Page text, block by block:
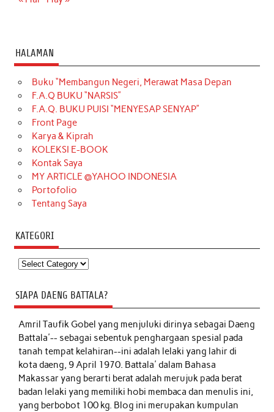
HALAMAN
Buku “Membangun Negeri, Merawat Masa Depan
F.A.Q BUKU “NARSIS”
F.A.Q. BUKU PUISI “MENYESAP SENYAP”
Front Page
Karya & Kiprah
KOLEKSI E-BOOK
Kontak Saya
MY ARTICLE @YAHOO INDONESIA
Portofolio
Tentang Saya
KATEGORI
Kategori
SIAPA DAENG BATTALA?
Amril Taufik Gobelyang menjuluki dirinya sebagai Daeng
Battala'-- sebagai sebentuk penghargaan spesial pada
tanah tempat kelahiran--ini adalah lelaki yang lahir di
kota daeng, 9 April 1970. Battala' dalam Bahasa
Makassar yang berarti berat adalah merujuk pada berat
badan lelaki yang memiliki hobi membaca dan menulis ini,
yang berbobot 100 kg. Blog ini merupakan kumpulan